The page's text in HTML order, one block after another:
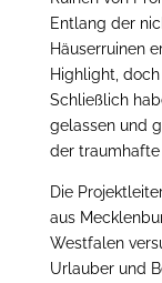
Entlang der
Häuserruinen
Highlight,
Schließlich
gelassen und
der traumhafte
Die
aus
Westfalen
Urlauber und